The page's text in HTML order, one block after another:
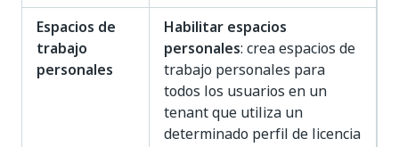
Espacios de
trabajo
personales
Habilitar espacios
personales: crea espacios de
trabajo personales para
todos los usuarios en un
tenant que utiliza un
determinado perfil de licencia